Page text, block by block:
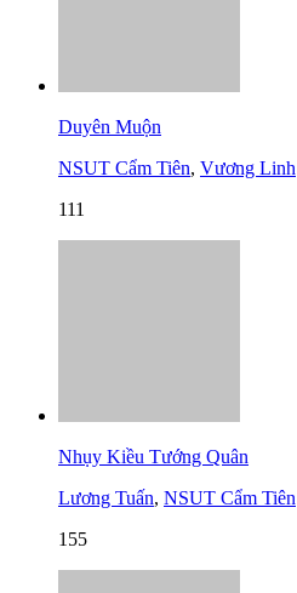
Duyên Muộn
NSUT Cẩm Tiên, Vương Linh
111
Nhụy Kiều Tướng Quân
Lương Tuấn, NSUT Cẩm Tiên
155